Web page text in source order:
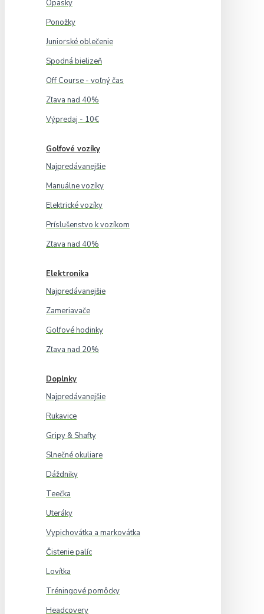
Opasky
Ponožky
Juniorské oblečenie
Spodná bielizeň
Off Course - voľný čas
Zľava nad 40%
Výpredaj - 10€
Golfové vozíky
Najpredávanejšie
Manuálne vozíky
Elektrické vozíky
Príslušenstvo k vozíkom
Zľava nad 40%
Elektronika
Najpredávanejšie
Zameriavače
Golfové hodinky
Zľava nad 20%
Doplnky
Najpredávanejšie
Rukavice
Gripy & Shafty
Slnečné okuliare
Dáždniky
Teečka
Uteráky
Vypichovátka a markovátka
Čistenie palíc
Lovítka
Tréningové pomôcky
Headcovery